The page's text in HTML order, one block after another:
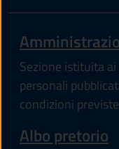
Sezione istituita
personali
condizioni
Albo pretorio